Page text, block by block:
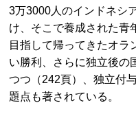
3万3000人のインドネシ
け、そこで養成された青
目指して帰ってきたオラ
い勝利、さらに独立後の
つつ（242頁）、独立付
題点も著されている。